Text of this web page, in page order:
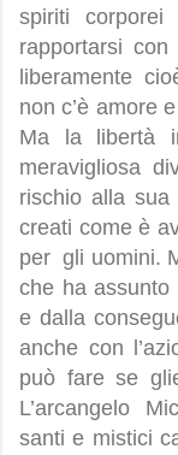
spiriti
rapportarsi
liberamente
non c’è amore
Ma la libertà
meravigliosa
rischio alla sua
creati come è
per gli uomini.
che ha assunto
e dalla
anche con
può fare se
L’arcangelo
santi e mistici